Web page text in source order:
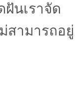
นเราจัด
สามารถอยู่